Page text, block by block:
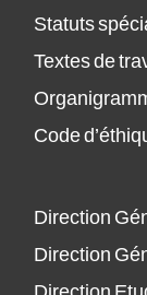
Statuts
Textes de
Code
Direction
Direction